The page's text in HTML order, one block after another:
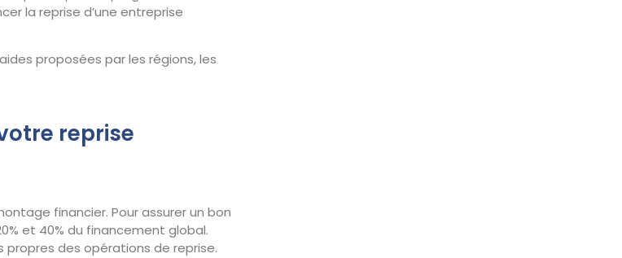
la reprise d’une entreprise
proposées par les régions, les
reprise
financier. Pour assurer un bon
et 40% du financement global.
des opérations de reprise.